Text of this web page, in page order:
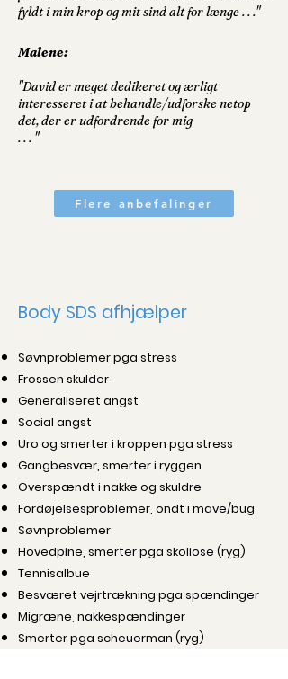
fyldt i min krop og mit sind alt for længe . . ."
Malene:
"David er meget dedikeret og ærligt
interesseret i at behandle/udforske netop
det, der er udfordrende for mig
. . . "
Flere anbefalinger
Body SDS afhjælper
Søvnproblemer pga stress
Frossen skulder
Generaliseret angst
Social angst
Uro og smerter i kroppen pga stress
Gangbesvær, smerter i ryggen
Overspændt i nakke og skuldre
Fordøjelsesproblemer, ondt i mave/bug
Søvnproblemer
Hovedpine, smerter pga skoliose (ryg)
Tennisalbue
Besværet vejrtrækning pga spændinger
Migræne, nakkespændinger
Smerter pga scheuerman (ryg)